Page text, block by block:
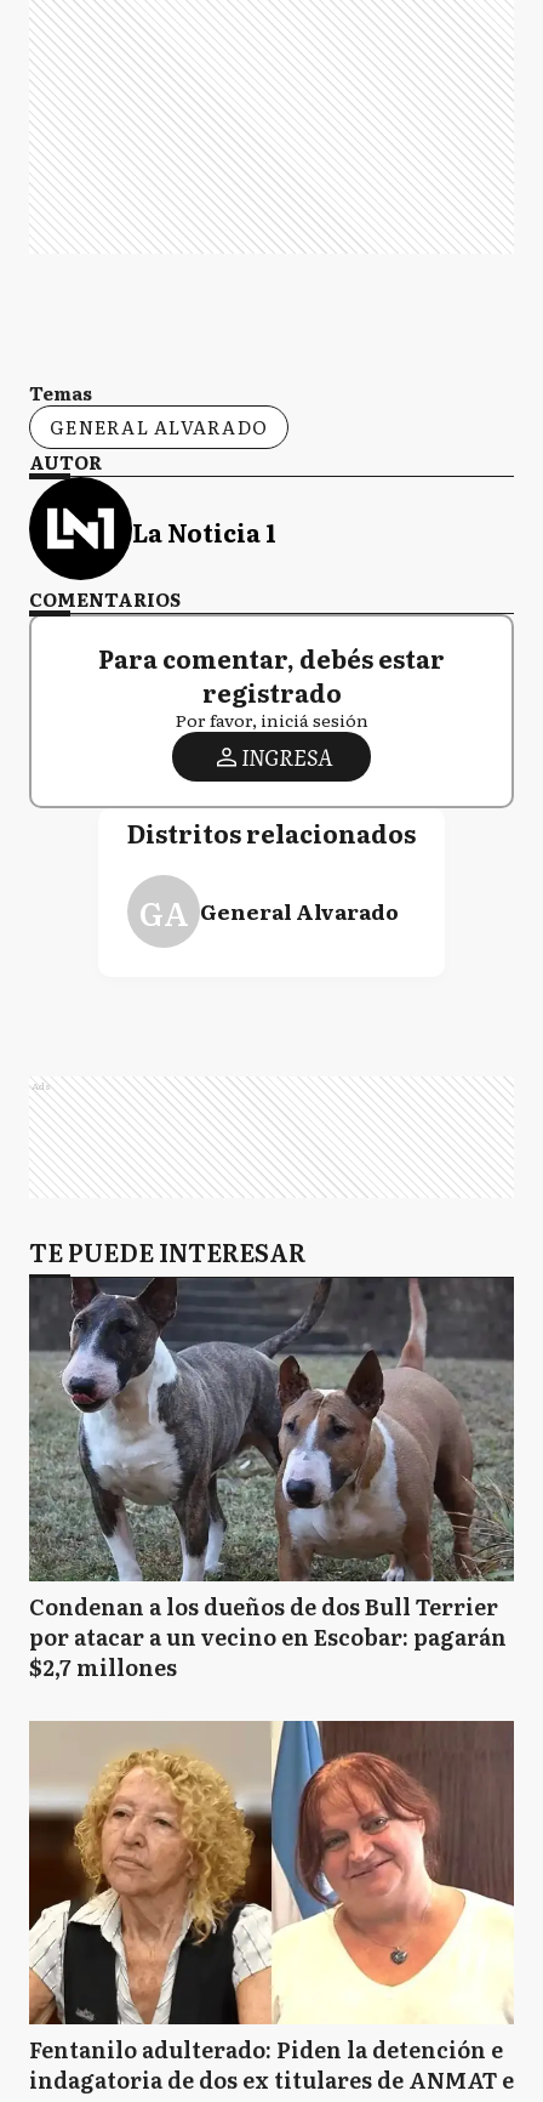
Temas
GENERAL ALVARADO
AUTOR
La Noticia 1
COMENTARIOS
Para comentar, debés estar
registrado
Por favor, iniciá sesión
INGRESA
Distritos relacionados
GA General Alvarado
Ads
TE PUEDE INTERESAR
Condenan a los dueños de dos Bull Terrier
por atacar a un vecino en Escobar: pagarán
$2,7 millones
Fentanilo adulterado: Piden la detención e
indagatoria de dos ex titulares de ANMAT e